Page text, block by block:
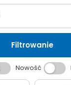
Filtrowanie
Nowość